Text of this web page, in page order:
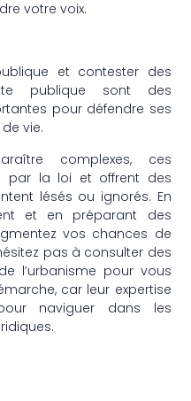
votre voix.
et contester des
publique sont des
pour défendre ses
vie.
complexes, ces
par la loi et offrent des
lésés ou ignorés. En
et en préparant des
vos chances de
pas à consulter des
l’urbanisme pour vous
car leur expertise
naviguer dans les